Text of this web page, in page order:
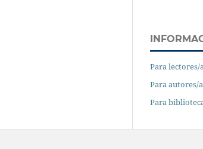
Para lectores/
Para autores/
Para